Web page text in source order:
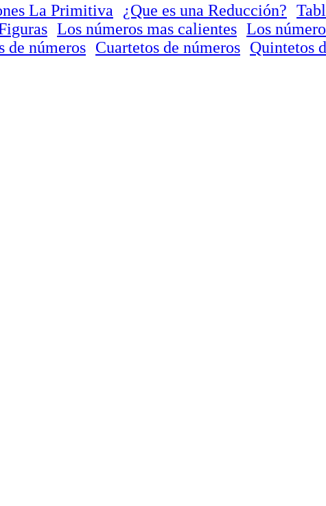
La Primitiva ¿Que es una Reducción?
Los números mas calientes Los
de números Cuartetos de números Quintetos